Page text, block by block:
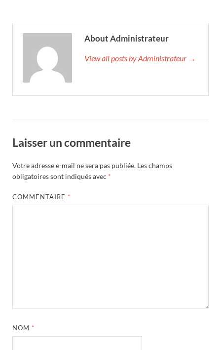
About Administrateur
View all posts by Administrateur →
Laisser un commentaire
Votre adresse e-mail ne sera pas publiée. Les champs
obligatoires sont indiqués avec *
COMMENTAIRE *
NOM *